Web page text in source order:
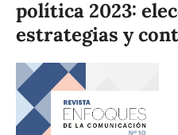
política 2023:
estrategias y